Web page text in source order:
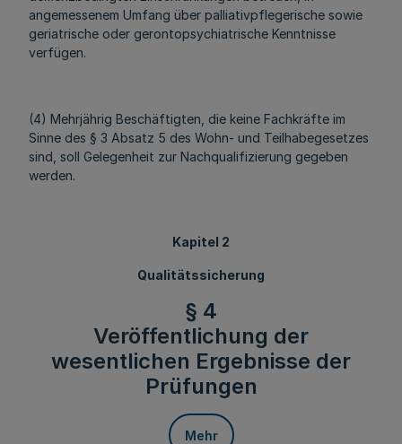
angemessenem Umfang über palliativpflegerische sowie
geriatrische oder gerontopsychiatrische Kenntnisse
verfügen.
(4) Mehrjährig Beschäftigten, die keine Fachkräfte im
Sinne des § 3 Absatz 5 des Wohn- und Teilhabegesetzes
sind, soll Gelegenheit zur Nachqualifizierung gegeben
werden.
Kapitel 2
Qualitätssicherung
§ 4
Veröffentlichung der
wesentlichen Ergebnisse der
Prüfungen
Mehr